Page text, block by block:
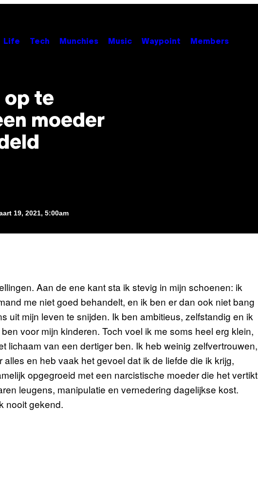
Life Tech Munchies Music Waypoint Members
op te
moeder
19, 2021, 5:00am
Aan de ene kant sta ik stevig in mijn schoenen: ik
me niet goed behandelt, en ik ben er dan ook niet bang
uit mijn leven te snijden. Ik ben ambitieus, zelfstandig en ik
voor mijn kinderen. Toch voel ik me soms heel erg klein,
lichaam van een dertiger ben. Ik heb weinig zelfvertrouwen,
en heb vaak het gevoel dat ik de liefde die ik krijg,
opgegroeid met een narcistische moeder die het vertikt
leugens, manipulatie en vernedering dagelijkse kost.
nooit gekend.